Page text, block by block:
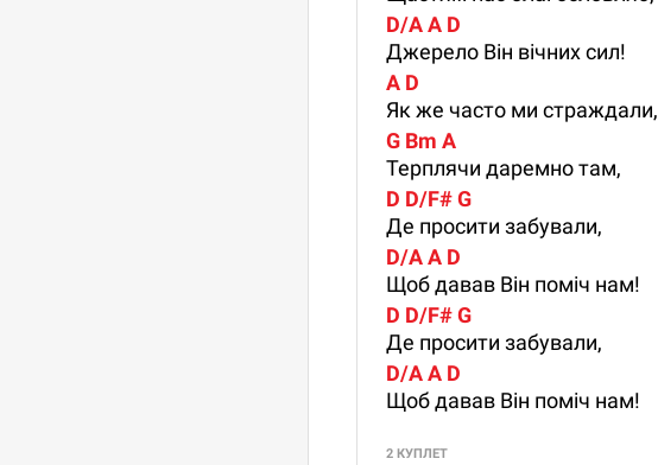
D/A A D
Джерело Він вічних сил!
A D
Як же часто ми страждали,
G Bm A
Терплячи даремно там,
D D/F# G
Де просити забували,
D/A A D
Щоб давав Він поміч нам!
D D/F# G
Де просити забували,
D/A A D
Щоб давав Він поміч нам!
2 КУПЛЕТ